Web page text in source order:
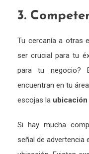
3.
Tu cercanía a otras
ser crucial para tu
para tu negocio?
encuentran en tu
escojas la
Si hay mucha
señal de advertencia